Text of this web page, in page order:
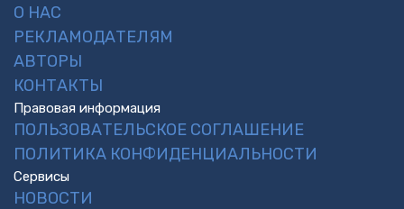
О НАС
РЕКЛАМОДАТЕЛЯМ
АВТОРЫ
КОНТАКТЫ
Правовая информация
ПОЛЬЗОВАТЕЛЬСКОЕ СОГЛАШЕНИЕ
ПОЛИТИКА КОНФИДЕНЦИАЛЬНОСТИ
Сервисы
НОВОСТИ